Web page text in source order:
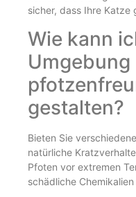
sicher, dass Ihre Katze
Wie kann
Umgebung
gestalten?
Bieten Sie
natürliche
Pfoten vor extremen
schädliche